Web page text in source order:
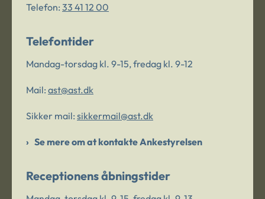
Telefon: 33 41 12 00
Telefontider
Mandag-torsdag kl. 9-15, fredag kl. 9-12
Mail: ast@ast.dk
Sikker mail: sikkermail@ast.dk
Se mere om at kontakte Ankestyrelsen
Receptionens åbningstider